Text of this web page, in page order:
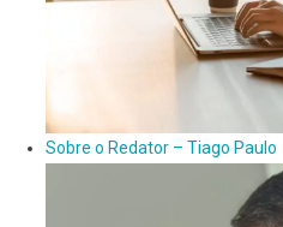
Sobre o Redator – Tiago Paulo